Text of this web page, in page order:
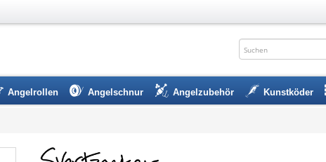
Angelrollen Angelschnur Angelzubehör Kunstköder